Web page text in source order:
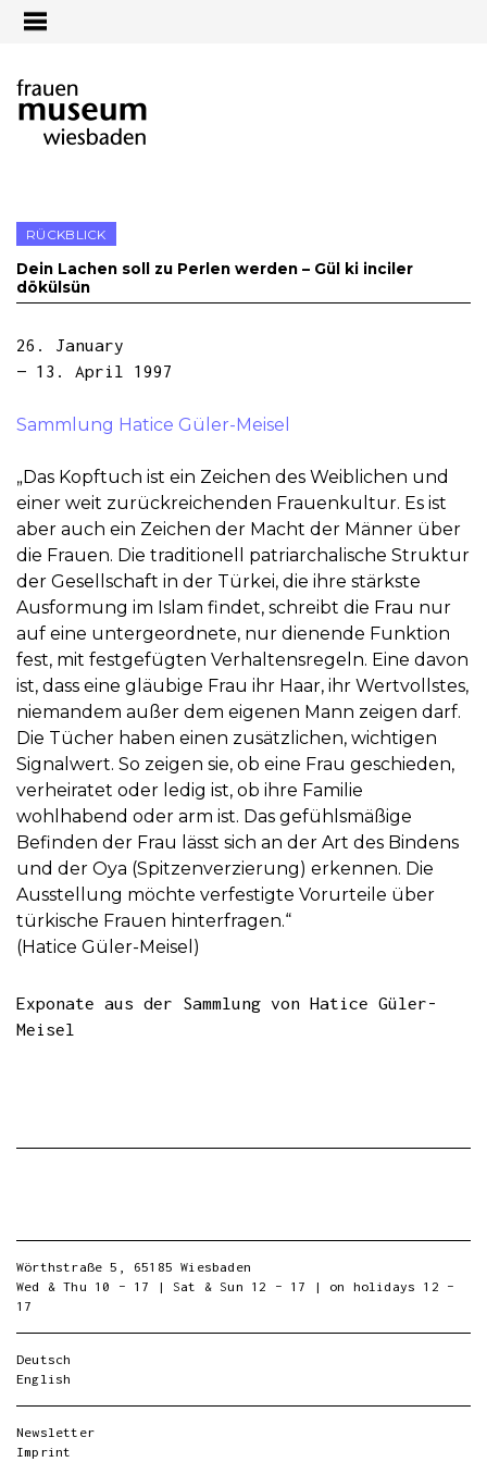
RÜCKBLICK
Dein Lachen soll zu Perlen werden – Gül ki inciler
dökülsün
26. January
— 13. April 1997
Sammlung Hatice Güler-Meisel
„Das Kopftuch ist ein Zeichen des Weiblichen und
einer weit zurückreichenden Frauenkultur. Es ist
aber auch ein Zeichen der Macht der Männer über
die Frauen. Die traditionell patriarchalische Struktur
der Gesellschaft in der Türkei, die ihre stärkste
Ausformung im Islam findet, schreibt die Frau nur
auf eine untergeordnete, nur dienende Funktion
fest, mit festgefügten Verhaltensregeln. Eine davon
ist, dass eine gläubige Frau ihr Haar, ihr Wertvollstes,
niemandem außer dem eigenen Mann zeigen darf.
Die Tücher haben einen zusätzlichen, wichtigen
Signalwert. So zeigen sie, ob eine Frau geschieden,
verheiratet oder ledig ist, ob ihre Familie
wohlhabend oder arm ist. Das gefühlsmäßige
Befinden der Frau lässt sich an der Art des Bindens
und der Oya (Spitzenverzierung) erkennen. Die
Ausstellung möchte verfestigte Vorurteile über
türkische Frauen hinterfragen.“
(Hatice Güler-Meisel)
Exponate aus der Sammlung von Hatice Güler-
Meisel
Wörthstraße 5, 65185 Wiesbaden
Wed & Thu 10 – 17 | Sat & Sun 12 – 17 | on holidays 12 –
17
Deutsch
English
Newsletter
Imprint